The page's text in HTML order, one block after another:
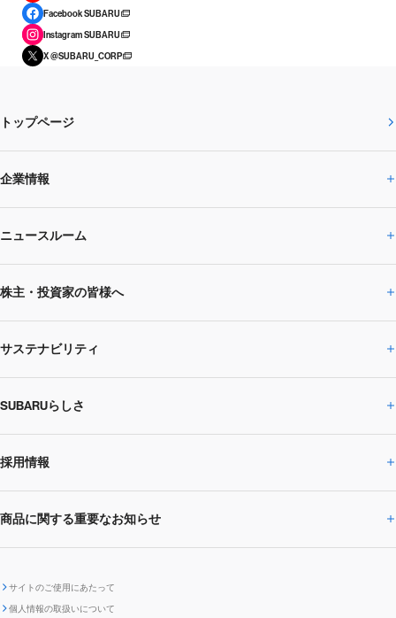
Facebook SUBARU
Instagram SUBARU
X @SUBARU_CORP
トップページ
企業情報
企業情報トップ
SUBARUのありたい姿
SUBARU 2025方針
事業所・関係会社
ニュースルーム
ニュースルームトップ
ニュースリリース
閉じる
株主・投資家の皆様へ
株主・投資家の皆様へトップ
企業・経営
IRライブラリー
株主・投資家サポート
IRカレンダー
サステナビリティ
サステナビリティトップ
CEOサステナビリティ
環境
ガバナンス
SUBARUらしさ
SUBARUらしさトップ
SUBARUびと
SUBARUデザイン
採用情報
採用情報トップ
商品に関する重要なお知らせ
サイトのご使用にあたって
個人情報の取扱いについて